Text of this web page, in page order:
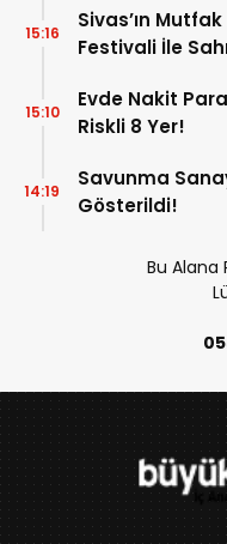
Sivas’ın
Festivali İle
15:16
Evde Nakit
Riskli 8 Yer!
15:10
Savunma
Gösterildi!
14:19
Bu Alana